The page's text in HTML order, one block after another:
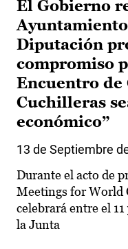
El Gobierno
Diputación
compromiso
Encuentro de
Cuchilleras
económico”
13 de Septiembre
Durante el acto de
Meetings for World
celebrará entre el
la Junta